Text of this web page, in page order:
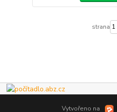
strana
Vytvořeno na